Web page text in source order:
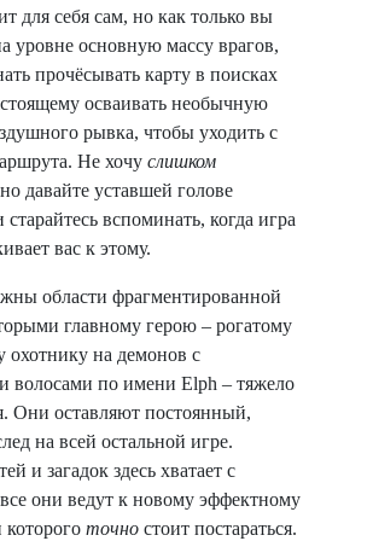
для себя сам, но как только вы
уровне основную массу врагов,
прочёсывать карту в поисках
осваивать необычную
рывка, чтобы уходить с
Не хочу слишком
давайте уставшей голове
вспоминать, когда игра
вас к этому.
области фрагментированной
главному герою – рогатому
охотнику на демонов с
волосами по имени Elph – тяжело
Они оставляют постоянный,
на всей остальной игре.
и загадок здесь хватает с
они ведут к новому эффектному
точно стоит постараться.